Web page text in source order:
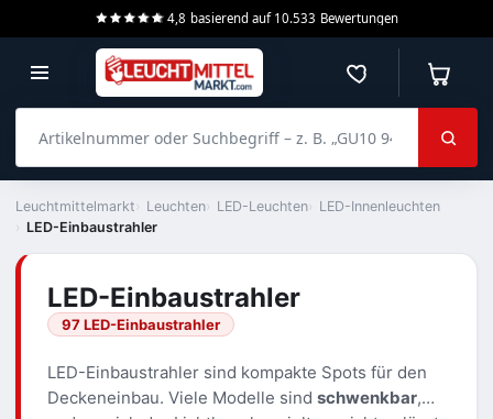
4,8 basierend auf 10.533 Bewertungen
Merkzettel
Leuchtmittelmarkt Leuchten LED-Leuchten
LED-Innenleuchten
LED-Einbaustrahler
LED-Einbaustrahler
97 LED-Einbaustrahler
LED-Einbaustrahler sind kompakte Spots für den
Deckeneinbau. Viele Modelle sind schwenkbar,